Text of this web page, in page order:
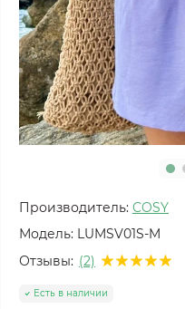
Производитель: COSY
Модель: LUMSV01S-M
Отзывы: (2)
Есть в наличии